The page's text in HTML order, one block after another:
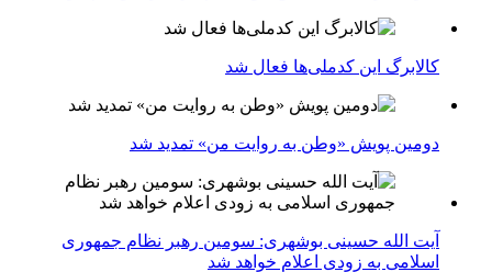
کالابرگ این کدملی‌ها فعال شد
دومین پویش «وطن به روایت من» تمدید شد
آیت الله حسینی بوشهری: سومین رهبر نظام جمهوری
اسلامی به زودی اعلام خواهد شد